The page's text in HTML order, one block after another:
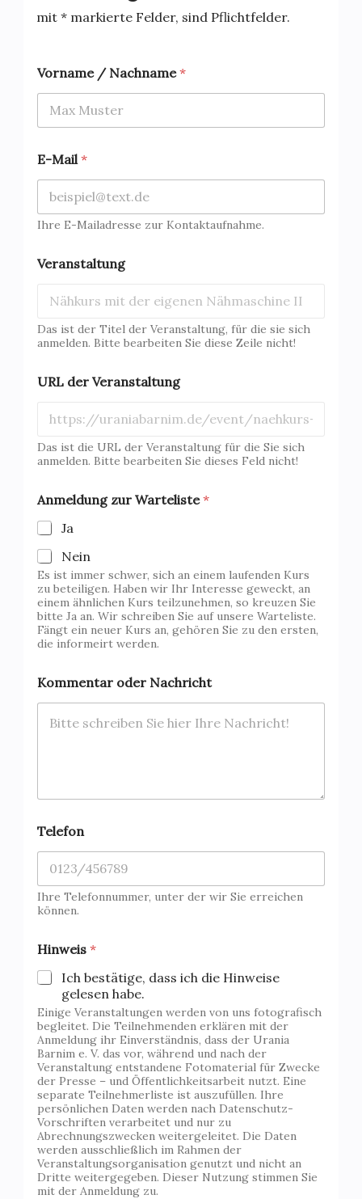
mit * markierte Felder, sind Pflichtfelder.
Vorname / Nachname*
E-Mail *
Ihre E-Mailadresse zur Kontaktaufnahme.
Veranstaltung
Das ist der Titel der Veranstaltung, für die sie sich
anmelden. Bitte bearbeiten Sie diese Zeile nicht!
URL der Veranstaltung
Das ist die URL der Veranstaltung für die Sie sich
anmelden. Bitte bearbeiten Sie dieses Feld nicht!
Anmeldung zur Warteliste*
Ja
Nein
Es ist immer schwer, sich an einem laufenden Kurs
zu beteiligen. Haben wir Ihr Interesse geweckt, an
einem ähnlichen Kurs teilzunehmen, so kreuzen Sie
bitte Ja an. Wir schreiben Sie auf unsere Warteliste.
Fängt ein neuer Kurs an, gehören Sie zu den ersten,
die informeirt werden.
Kommentar oder Nachricht
*
o
r
Telefon
Ihre Telefonnummer, unter der wir Sie erreichen
können.
Hinweis *
Ich bestätige, dass ich die Hinweise
gelesen habe.
Einige Veranstaltungen werden von uns fotografisch
begleitet. Die Teilnehmenden erklären mit der
Anmeldung ihr Einverständnis, dass der Urania
Barnim e. V. das vor, während und nach der
Veranstaltung entstandene Fotomaterial für Zwecke
der Presse – und Öffentlichkeitsarbeit nutzt. Eine
separate Teilnehmerliste ist auszufüllen. Ihre
persönlichen Daten werden nach Datenschutz-
Vorschriften verarbeitet und nur zu
Abrechnungszwecken weitergeleitet. Die Daten
werden ausschließlich im Rahmen der
Veranstaltungsorganisation genutzt und nicht an
Dritte weitergegeben. Dieser Nutzung stimmen Sie
mit der Anmeldung zu.